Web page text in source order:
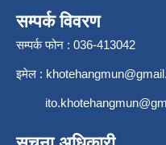
सम्पर्क विवरण
सम्पर्क फोन : 036-413042
इमेल :